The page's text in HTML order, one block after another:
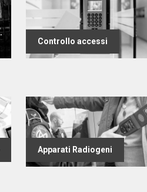
Controllo accessi
Apparati Radiogeni